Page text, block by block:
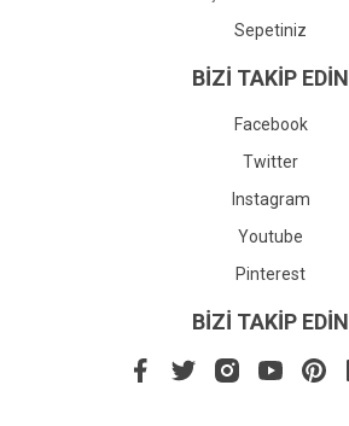
Sepetiniz
BİZİ TAKİP EDİN
Facebook
Twitter
Instagram
Youtube
Pinterest
BİZİ TAKİP EDİN